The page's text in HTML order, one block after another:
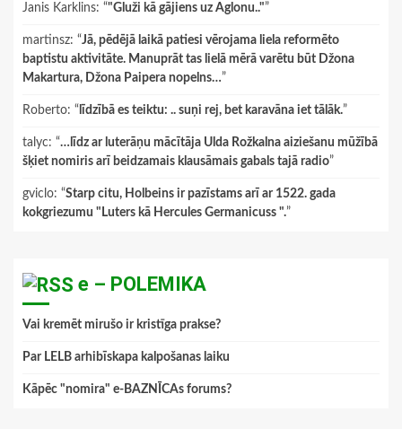
Janis Karklins: “"Gluži kā gājiens uz Aglonu.."”
martinsz: “Jā, pēdējā laikā patiesi vērojama liela reformēto
baptistu aktivitāte. Manuprāt tas lielā mērā varētu būt Džona
Makartura, Džona Paipera nopelns…”
Roberto: “ līdzībā es teiktu: .. suņi rej, bet karavāna iet tālāk.”
talyc: “…līdz ar luterāņu mācītāja Ulda Rožkalna aiziešanu mūžībā
šķiet nomiris arī beidzamais klausāmais gabals tajā radio”
gviclo: “Starp citu, Holbeins ir pazīstams arī ar 1522. gada
kokgriezumu "Luters kā Hercules Germanicuss ".”
e – POLEMIKA
Vai kremēt mirušo ir kristīga prakse?
Par LELB arhibīskapa kalpošanas laiku
Kāpēc "nomira" e-BAZNĪCAs forums?